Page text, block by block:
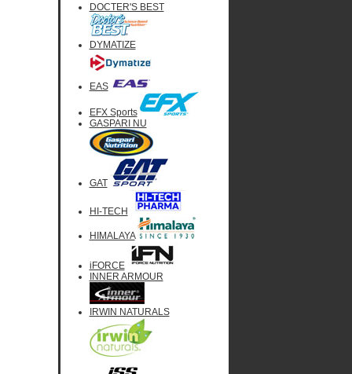
DOCTER'S BEST
DYMATIZE
EAS
EFX Sports
GASPARI NU
GAT
HI-TECH
HIMALAYA
iFORCE
INNER ARMOUR
IRWIN NATURALS